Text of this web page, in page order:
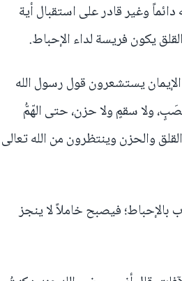
وغير قادر على استقبال أية
يكون فريسة لداء الإحباط.
يستشعرون قول رسول الله
ولا سقمٍ ولا حزن، حتى الهّمُّ
والحزن وينتظرون من الله تعالى
فيصبح خاملاً لا ينجز